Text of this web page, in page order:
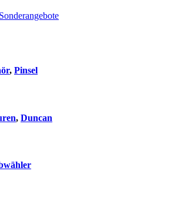
, Pinsel
, Duncan